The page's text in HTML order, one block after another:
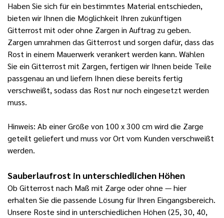
Haben Sie sich für ein bestimmtes Material entschieden,
bieten wir Ihnen die Möglichkeit Ihren zukünftigen
Gitterrost mit oder ohne Zargen in Auftrag zu geben.
Zargen umrahmen das Gitterrost und sorgen dafür, dass das
Rost in einem Mauerwerk verankert werden kann. Wählen
Sie ein Gitterrost mit Zargen, fertigen wir Ihnen beide Teile
passgenau an und liefern Ihnen diese bereits fertig
verschweißt, sodass das Rost nur noch eingesetzt werden
muss.
Hinweis: Ab einer Größe von 100 x 300 cm wird die Zarge
geteilt geliefert und muss vor Ort vom Kunden verschweißt
werden.
Sauberlaufrost in unterschiedlichen Höhen
Ob Gitterrost nach Maß mit Zarge oder ohne — hier
erhalten Sie die passende Lösung für Ihren Eingangsbereich.
Unsere Roste sind in unterschiedlichen Höhen (25, 30, 40,